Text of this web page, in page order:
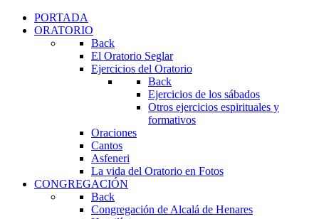
PORTADA
ORATORIO
Back
El Oratorio Seglar
Ejercicios del Oratorio
Back
Ejercicios de los sábados
Otros ejercicios espirituales y
formativos
Oraciones
Cantos
Asfeneri
La vida del Oratorio en Fotos
CONGREGACIÓN
Back
Congregación de Alcalá de Henares